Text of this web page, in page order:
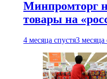
Минпромторг
товары на
4 месяца спустя3 месяца